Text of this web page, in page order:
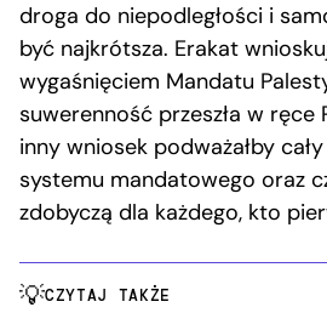
droga do niepodległości i
być najkrótsza. Erakat
wygaśnięciem Mandatu
suwerenność przeszła w ręce
inny wniosek podważałby
systemu mandatowego oraz
zdobyczą dla każdego, kto
CZYTAJ TAKŻE